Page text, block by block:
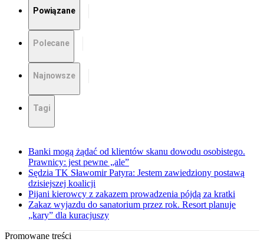
Powiązane
Polecane
Najnowsze
Tagi
Banki mogą żądać od klientów skanu dowodu osobistego.
Prawnicy: jest pewne „ale”
Sędzia TK Sławomir Patyra: Jestem zawiedziony postawą
dzisiejszej koalicji
Pijani kierowcy z zakazem prowadzenia pójdą za kratki
Zakaz wyjazdu do sanatorium przez rok. Resort planuje
„kary” dla kuracjuszy
Promowane treści